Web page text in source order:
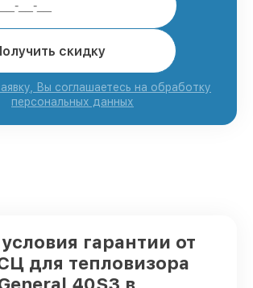
скидку
Вы соглашаетесь на обработку
персональных данных
гарантии от
для тепловизора